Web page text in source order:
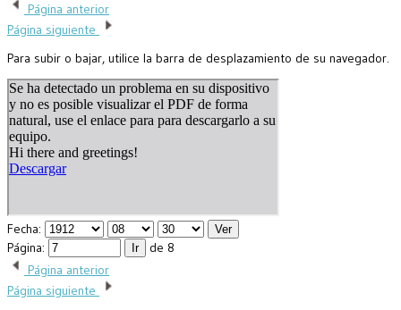
Página anterior
Página siguiente
Para subir o bajar, utilice la barra de desplazamiento de su navegador.
Fecha:
Página:
de 8
Página anterior
Página siguiente